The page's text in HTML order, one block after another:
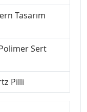
Tasarım
Sert
Pilli